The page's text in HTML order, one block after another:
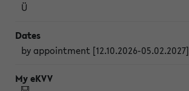
Ü
by appointment [12.10.2026-05.02.2027]